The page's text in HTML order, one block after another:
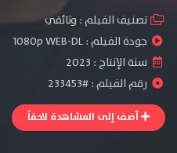
تصنيف الفيلم : وثائقي
جودة الفيلم :1080p WEB-DL
سنة الإنتاج : 2023
رقم الفيلم : #233453
أضف إلى المشاهدة لاحقاً